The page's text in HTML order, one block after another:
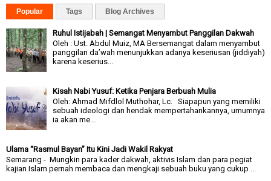
Popular Tags Blog Archives
Ruhul Istijabah | Semangat Menyambut Panggilan Dakwah
Oleh : Ust. Abdul Muiz, MA Bersemangat dalam menyambut
panggilan da’wah menunjukkan adanya keseriusan (jiddiyah)
karena keserius...
Kisah Nabi Yusuf: Ketika Penjara Berbuah Mulia
Oleh: Ahmad Mifdlol Muthohar, Lc. Siapapun yang memiliki
sebuah ideologi dan hendak mempertahankannya, umumnya
ia akan me...
Ulama “Rasmul Bayan” Itu Kini Jadi Wakil Rakyat
Semarang - Mungkin para kader dakwah, aktivis Islam dan para pegiat
kajian Islam pernah membaca dan mengkaji sebuah buku yang cukup ...